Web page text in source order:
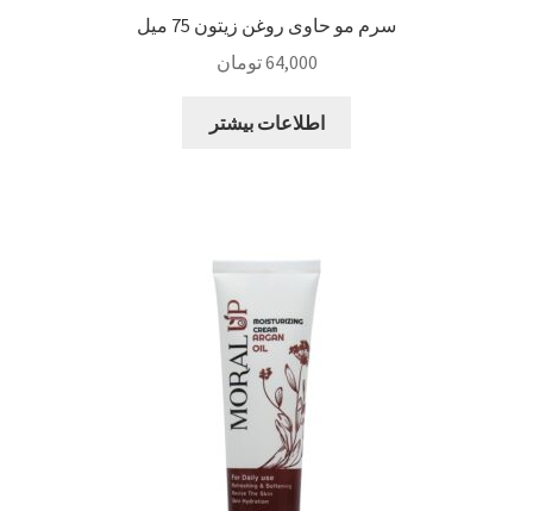
سرم مو حاوی روغن زیتون 75 میل
64,000تومان
اطلاعات بیشتر